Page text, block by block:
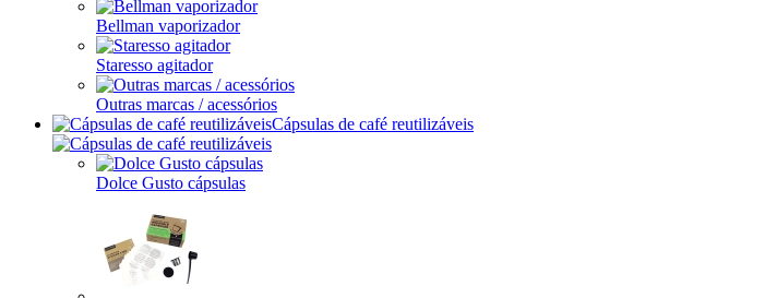
Bellman vaporizador
Staresso agitador
Outras marcas / acessórios
Cápsulas de café reutilizáveis
Dolce Gusto cápsulas